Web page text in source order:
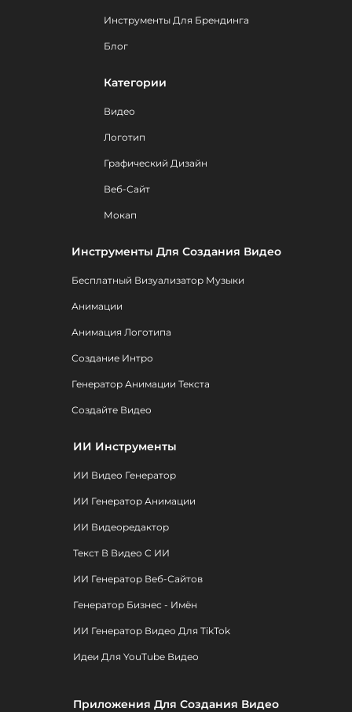
Инструменты Для Брендинга
Блог
Категории
Видео
Логотип
Графический Дизайн
Веб-Сайт
Мокап
Инструменты Для Создания Видео
Бесплатный Визуализатор Музыки
Анимации
Анимация Логотипа
Создание Интро
Генератор Анимации Текста
Создайте Видео
ИИ Инструменты
ИИ Видео Генератор
ИИ Генератор Анимации
ИИ Видеоредактор
Текст В Видео С ИИ
ИИ Генератор Веб-Сайтов
Генератор Бизнес - Имён
ИИ Генератор Видео Для TikTok
Идеи Для YouTube Видео
Приложения Для Создания Видео